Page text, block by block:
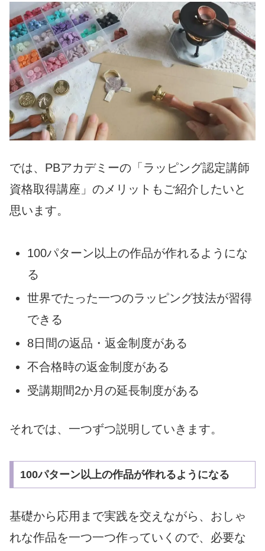
では、PBアカデミーの「ラッピング認定講師
資格取得講座」のメリットもご紹介したいと
思います。
100パターン以上の作品が作れるようにな
る
世界でたった一つのラッピング技法が習得
できる
8日間の返品・返金制度がある
不合格時の返金制度がある
受講期間2か月の延長制度がある
それでは、一つずつ説明していきます。
100パターン以上の作品が作れるようになる
基礎から応用まで実践を交えながら、 おしゃ
れな作品を一つ一つ作っていくので、 必要な